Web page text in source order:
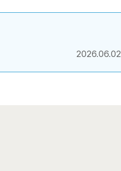
2026.06.02